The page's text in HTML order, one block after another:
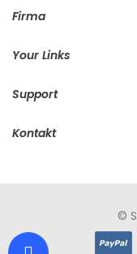
Firma
Your Links
Support
Kontakt
©